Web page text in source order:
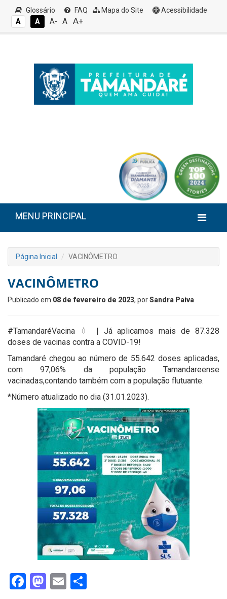
Glossário FAQ Mapa do Site
Acessibilidade
A
A A- A A+
MENU PRINCIPAL
Página Inicial VACINÔMETRO
VACINÔMETRO
Publicado em 08 de fevereiro de 2023, porSandra Paiva
#TamandaréVacina 💉 | Já aplicamos mais de 87.328
doses de vacinas contra a COVID-19!
Tamandaré chegou ao número de 55.642 doses aplicadas,
com 97,06% da população Tamandareense
vacinadas,contando também com a população flutuante.
*Número atualizado no dia (31.01.2023).
Facebook
Mastodon
Email